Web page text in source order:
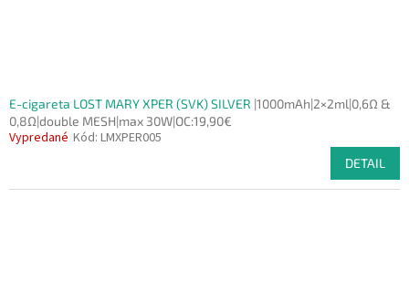
E-cigareta LOST MARY XPER (SVK) SILVER |1000mAh|2×2ml|0,6Ω &
0,8Ω|double MESH|max 30W|OC:19,90€
Vypredané Kód: LMXPER005
DETAIL